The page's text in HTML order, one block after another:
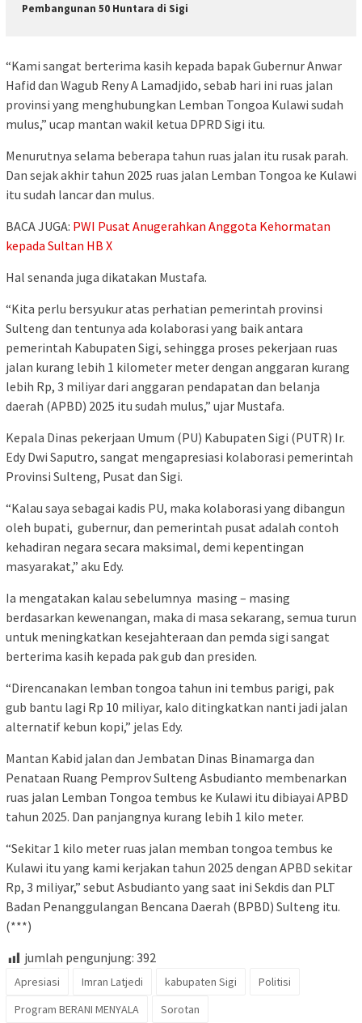
Pembangunan 50 Huntara di Sigi
“Kami sangat berterima kasih kepada bapak Gubernur Anwar
Hafid dan Wagub Reny A Lamadjido, sebab hari ini ruas jalan
provinsi yang menghubungkan Lemban Tongoa Kulawi sudah
mulus,” ucap mantan wakil ketua DPRD Sigi itu.
Menurutnya selama beberapa tahun ruas jalan itu rusak parah.
Dan sejak akhir tahun 2025 ruas jalan Lemban Tongoa ke Kulawi
itu sudah lancar dan mulus.
BACA JUGA: PWI Pusat Anugerahkan Anggota Kehormatan
kepada Sultan HB X
Hal senanda juga dikatakan Mustafa.
“Kita perlu bersyukur atas perhatian pemerintah provinsi
Sulteng dan tentunya ada kolaborasi yang baik antara
pemerintah Kabupaten Sigi, sehingga proses pekerjaan ruas
jalan kurang lebih 1 kilometer meter dengan anggaran kurang
lebih Rp, 3 miliyar dari anggaran pendapatan dan belanja
daerah (APBD) 2025 itu sudah mulus,” ujar Mustafa.
Kepala Dinas pekerjaan Umum (PU) Kabupaten Sigi (PUTR) Ir.
Edy Dwi Saputro, sangat mengapresiasi kolaborasi pemerintah
Provinsi Sulteng, Pusat dan Sigi.
“Kalau saya sebagai kadis PU, maka kolaborasi yang dibangun
oleh bupati, gubernur, dan pemerintah pusat adalah contoh
kehadiran negara secara maksimal, demi kepentingan
masyarakat,” aku Edy.
Ia mengatakan kalau sebelumnya masing – masing
berdasarkan kewenangan, maka di masa sekarang, semua turun
untuk meningkatkan kesejahteraan dan pemda sigi sangat
berterima kasih kepada pak gub dan presiden.
“Direncanakan lemban tongoa tahun ini tembus parigi, pak
gub bantu lagi Rp 10 miliyar, kalo ditingkatkan nanti jadi jalan
alternatif kebun kopi,” jelas Edy.
Mantan Kabid jalan dan Jembatan Dinas Binamarga dan
Penataan Ruang Pemprov Sulteng Asbudianto membenarkan
ruas jalan Lemban Tongoa tembus ke Kulawi itu dibiayai APBD
tahun 2025. Dan panjangnya kurang lebih 1 kilo meter.
“Sekitar 1 kilo meter ruas jalan memban tongoa tembus ke
Kulawi itu yang kami kerjakan tahun 2025 dengan APBD sekitar
Rp, 3 miliyar,” sebut Asbudianto yang saat ini Sekdis dan PLT
Badan Penanggulangan Bencana Daerah (BPBD) Sulteng itu.
(***)
jumlah pengunjung: 392
Apresiasi Imran Latjedi kabupaten Sigi
Politisi
Program BERANI MENYALA
Sorotan